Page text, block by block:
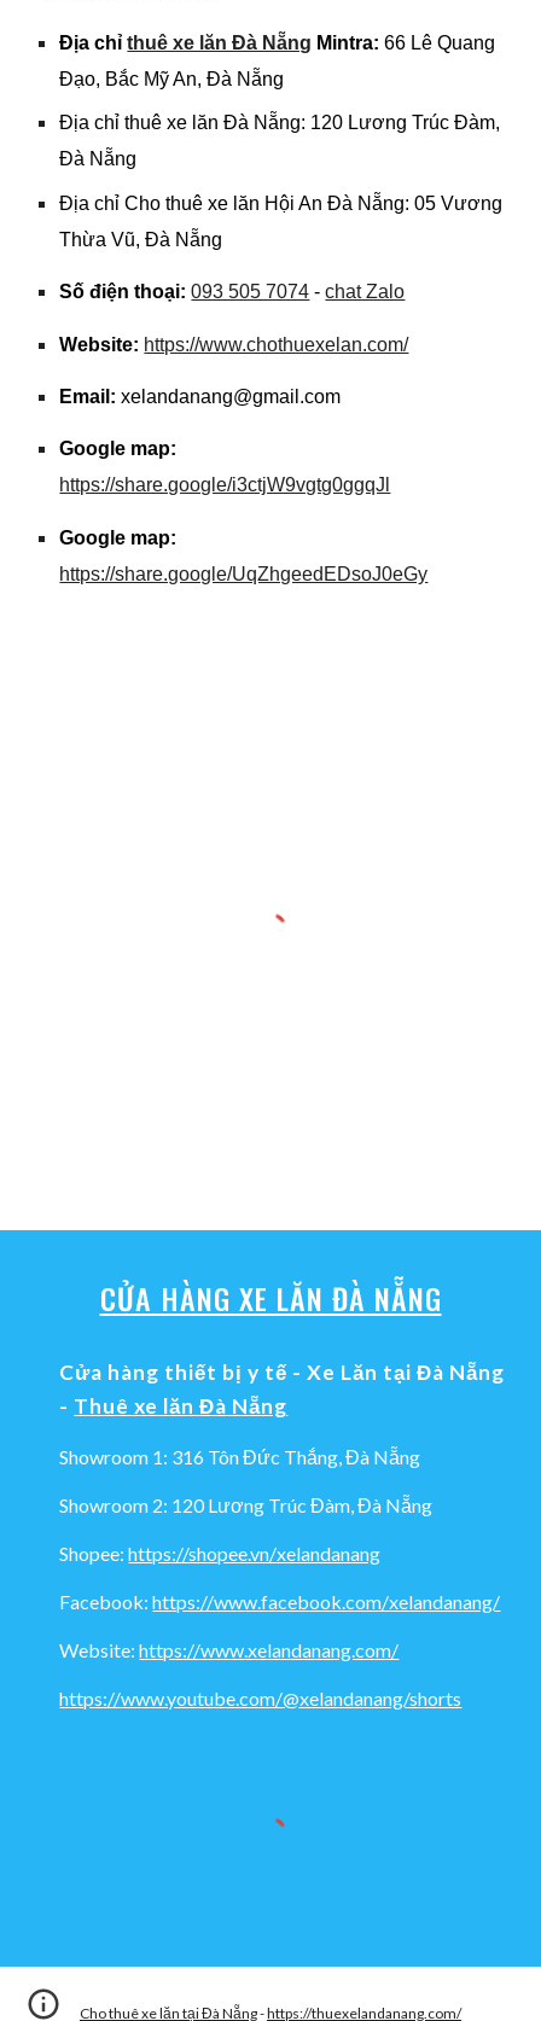
Địa chỉthuê xe lăn Đà Nẵng Mintra: 66 Lê Quang
Đạo, Bắc Mỹ An, Đà Nẵng
Địa chỉ thuê xe lăn Đà Nẵng: 120 Lương Trúc Đàm,
Đà Nẵng
Địa chỉ Cho thuê xe lăn Hội An Đà Nẵng: 05 Vương
Thừa Vũ, Đà Nẵng
Số điện thoại: 093 505 7074 -chat Zalo
Website: https://www.chothuexelan.com/
Email: xelandanang@gmail.com
Google map:
https://share.google/i3ctjW9vgtg0ggqJl
Google map:
https://share.google/UqZhgeedEDsoJ0eGy
CỬA HÀNG XE LĂN ĐÀ NẴNG
Cửa hàng thiết bị y tế - Xe Lăn tại Đà Nẵng
- Thuê xe lăn Đà Nẵng
Showroom 1: 316 Tôn Đức Thắng, Đà Nẵng
Showroom 2: 120 Lương Trúc Đàm, Đà Nẵng
Shopee: https://shopee.vn/xelandanang
Facebook:https://www.facebook.com/xelandanang/
Website: https://www.xelandanang.com/
https://www.youtube.com/@xelandanang/shorts
Cho thuê xe lăn tại Đà Nẵng-https://thuexelandanang.com/